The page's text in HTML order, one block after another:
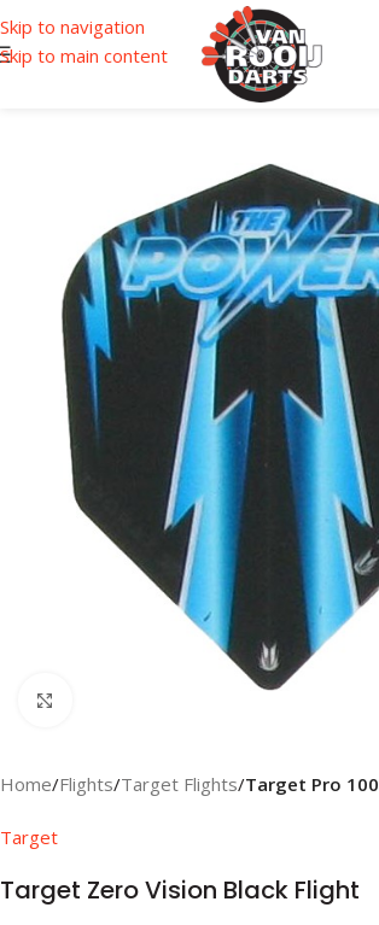
Skip to navigation
Skip to main content
Home Flights Target Flights Target Pro 100
Target
Target Zero Vision Black Flight